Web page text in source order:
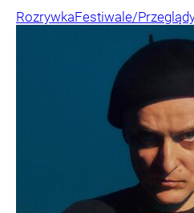
RozrywkaFestiwale/